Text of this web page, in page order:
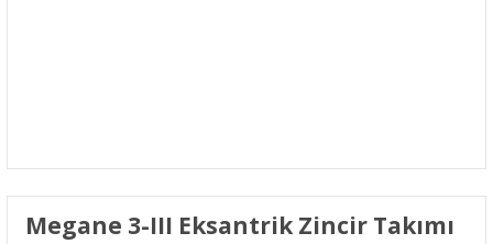
Megane 3-III Eksantrik Zincir Takımı